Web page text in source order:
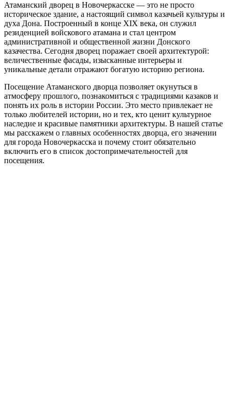
Атаманский дворец в Новочеркасске — это не просто
историческое здание, а настоящий символ казачьей культуры и
духа Дона. Построенный в конце XIX века, он служил
резиденцией войскового атамана и стал центром
административной и общественной жизни Донского
казачества. Сегодня дворец поражает своей архитектурой:
величественные фасады, изысканные интерьеры и
уникальные детали отражают богатую историю региона.
Посещение Атаманского дворца позволяет окунуться в
атмосферу прошлого, познакомиться с традициями казаков и
понять их роль в истории России. Это место привлекает не
только любителей истории, но и тех, кто ценит культурное
наследие и красивые памятники архитектуры. В нашей статье
мы расскажем о главных особенностях дворца, его значении
для города Новочеркасска и почему стоит обязательно
включить его в список достопримечательностей для
посещения.